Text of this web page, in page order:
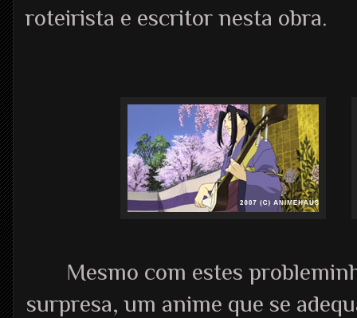
roteirista e escritor nesta obra.
Mesmo com estes
surpresa, um anime que se